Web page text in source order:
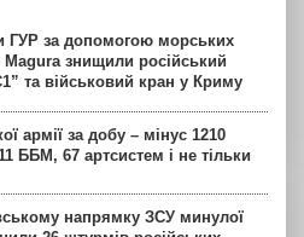
ГУР за допомогою морських
знищили російський
та військовий кран у Криму
армії за добу – мінус 1210
ББМ, 67 артсистем і не тільки
напрямку ЗСУ минулої